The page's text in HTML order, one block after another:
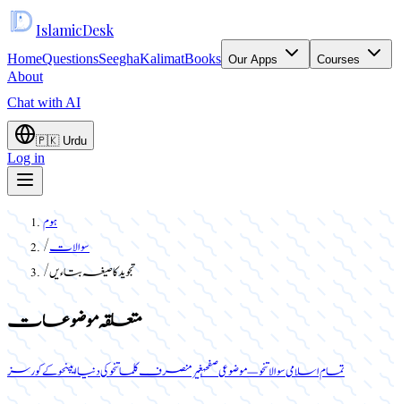
IslamicDesk
HomeQuestionsSeeghaKalimatBooks Our Apps Courses
About
Chat with AI
🇵🇰 Urdu
Log in
ہوم
/سوالات
/تجوید کا صیغہ بتاءیں
متعلقہ موضوعات
تمام اسلامی سوالاتنحو — موضوعی صفحہغیر منصرف کلماتنحو کی دنیا ایپنحو کے کورسز